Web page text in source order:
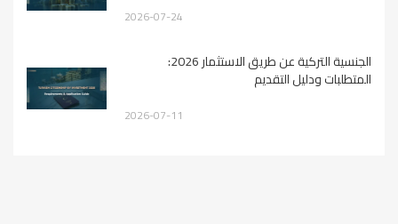
2026-07-24
الجنسية التركية عن طريق الاستثمار 2026:
المتطلبات ودليل التقديم
2026-07-11